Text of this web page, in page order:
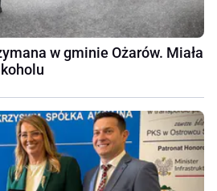
w gminie Ożarów. Miała